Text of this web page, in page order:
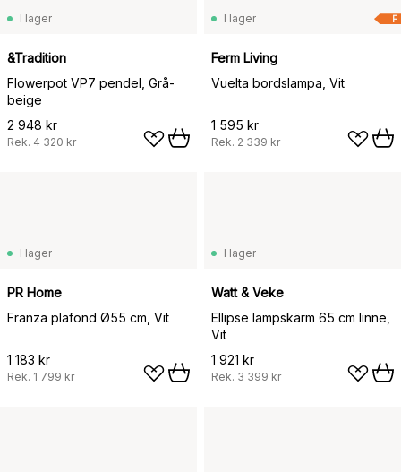
I lager
&Tradition
Flowerpot VP7 pendel, Grå-
beige
2 948 kr
Rek. 4 320 kr
F
I lager
Ferm Living
Vuelta bordslampa, Vit
1 595 kr
Rek. 2 339 kr
I lager
PR Home
Franza plafond Ø55 cm, Vit
1 183 kr
Rek. 1 799 kr
I lager
Watt & Veke
Ellipse lampskärm 65 cm linne,
Vit
1 921 kr
Rek. 3 399 kr